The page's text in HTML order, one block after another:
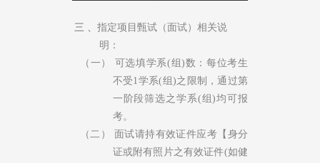
三 、 指定项目 甄试（面试）相关说
明：
（一）
可选填学系(组)数：每位考生
不受1 学系(组)之限制，通过第
一阶段筛选之学系(组)均可报
考。
（二）
面试请持有效证件应考【身分
证或附有照片之有效证件(如健